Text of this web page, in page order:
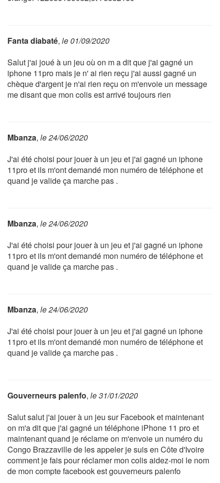
Fanta diabaté, le 01/09/2020
Salut j'ai joué à un jeu où on m a dit que j'ai gagné un
iphone 11pro mais je n' ai rien reçu j'ai aussi gagné un
chèque d'argent je n'ai rien reçu on m'envoie un message
me disant que mon colis est arrivé toujours rien
Mbanza, le 24/06/2020
J'ai été choisi pour jouer à un jeu et j'ai gagné un iphone
11pro et ils m'ont demandé mon numéro de téléphone et
quand je valide ça marche pas .
Mbanza, le 24/06/2020
J'ai été choisi pour jouer à un jeu et j'ai gagné un iphone
11pro et ils m'ont demandé mon numéro de téléphone et
quand je valide ça marche pas .
Mbanza, le 24/06/2020
J'ai été choisi pour jouer à un jeu et j'ai gagné un iphone
11pro et ils m'ont demandé mon numéro de téléphone et
quand je valide ça marche pas .
Gouverneurs palenfo, le 31/01/2020
Salut salut j'ai jouer à un jeu sur Facebook et maintenant
on m'a dit que j'ai gagné un téléphone iPhone 11 pro et
maintenant quand je réclame on m'envoie un numéro du
Congo Brazzaville de les appeler je suis en Côte d'Ivoire
comment je fais pour réclamer mon colis aidez-moi le nom
de mon compte facebook est gouverneurs palenfo